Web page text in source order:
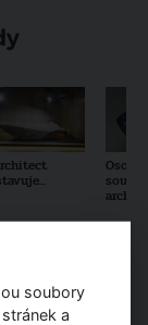
soubory
a